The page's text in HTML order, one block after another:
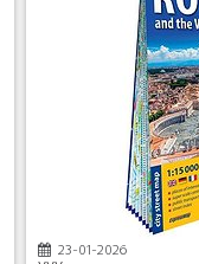
23-01-2026